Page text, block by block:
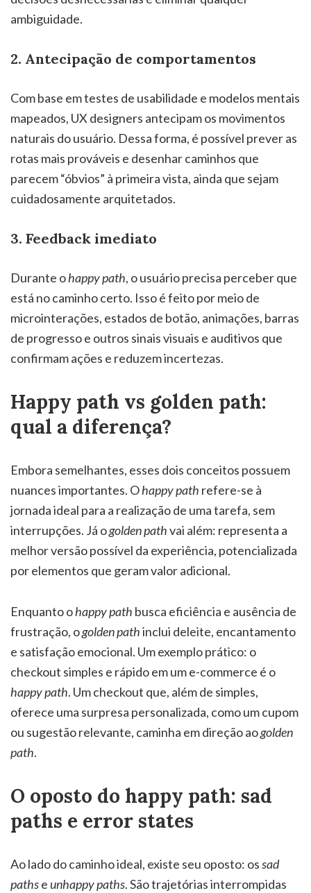
ambiguidade.
2. Antecipação de comportamentos
Com base em testes de usabilidade e modelos mentais
mapeados, UX designers antecipam os movimentos
naturais do usuário. Dessa forma, é possível prever as
rotas mais prováveis e desenhar caminhos que
parecem “óbvios” à primeira vista, ainda que sejam
cuidadosamente arquitetados.
3. Feedback imediato
Durante ohappy path, o usuário precisa perceber que
está no caminho certo. Isso é feito por meio de
microinterações, estados de botão, animações, barras
de progresso e outros sinais visuais e auditivos que
confirmam ações e reduzem incertezas.
Happy path vs golden path:
qual a diferença?
Embora semelhantes, esses dois conceitos possuem
nuances importantes. Ohappy path refere-se à
jornada ideal para a realização de uma tarefa, sem
interrupções. Já ogolden pathvai além: representa a
melhor versão possível da experiência, potencializada
por elementos que geram valor adicional.
Enquanto ohappy path busca eficiência e ausência de
frustração, ogolden pathinclui deleite, encantamento
e satisfação emocional. Um exemplo prático: o
checkout simples e rápido em um e-commerce é o
happy path. Um checkout que, além de simples,
oferece uma surpresa personalizada, como um cupom
ou sugestão relevante, caminha em direção aogolden
path.
O oposto do happy path: sad
paths e error states
Ao lado do caminho ideal, existe seu oposto: ossad
pathseunhappy paths. São trajetórias interrompidas